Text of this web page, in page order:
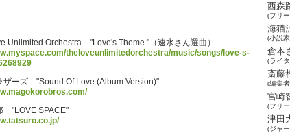
西森
(フリ
海猫
(小説
倉本
(ライ
斎藤
(編集
宮崎
(フリ
津田
(ジャ
Unlimited Orchestra "Love's Theme "（速水さん選曲）
theloveunlimitedorchestra/music/songs/love-s-
ザーズ "Sound Of Love (Album Version)"
"LOVE SPACE"